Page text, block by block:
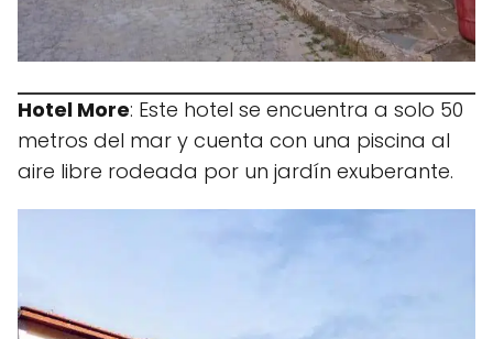
Hotel More: Este hotel se encuentra a solo 50
metros del mar y cuenta con una piscina al
aire libre rodeada por un jardín exuberante.